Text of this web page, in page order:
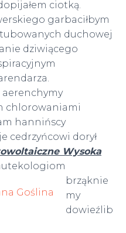
ciotką.
garbaciłbym
duchowej
dziwiącego
chlorowaniami
hannińscy
cedrzyńcowi dorył
Wysoka
brząknie
my
dowieźlib